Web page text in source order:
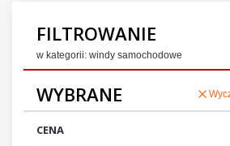
FILTROWANIE
w kategorii: windy samochodowe
WYBRANE
CENA